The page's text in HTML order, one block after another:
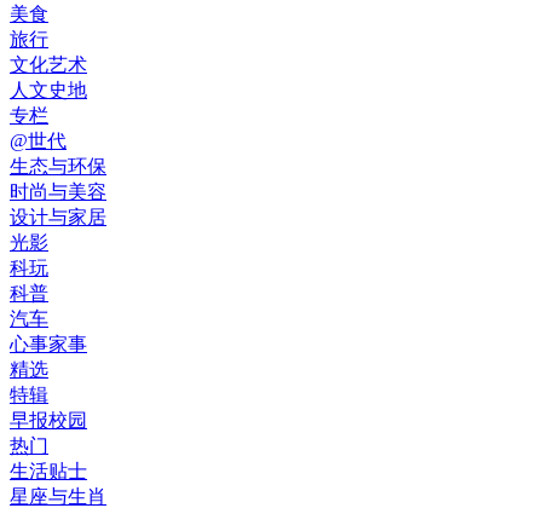
美食
旅行
文化艺术
人文史地
专栏
@世代
生态与环保
时尚与美容
设计与家居
光影
科玩
科普
汽车
心事家事
精选
特辑
早报校园
热门
生活贴士
星座与生肖